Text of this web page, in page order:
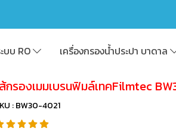
บบ RO เครื่องกรองน้ำประปา บาดาล
กรองเมมเบรนฟิมล์เทคFilmtec
: BW30-4021